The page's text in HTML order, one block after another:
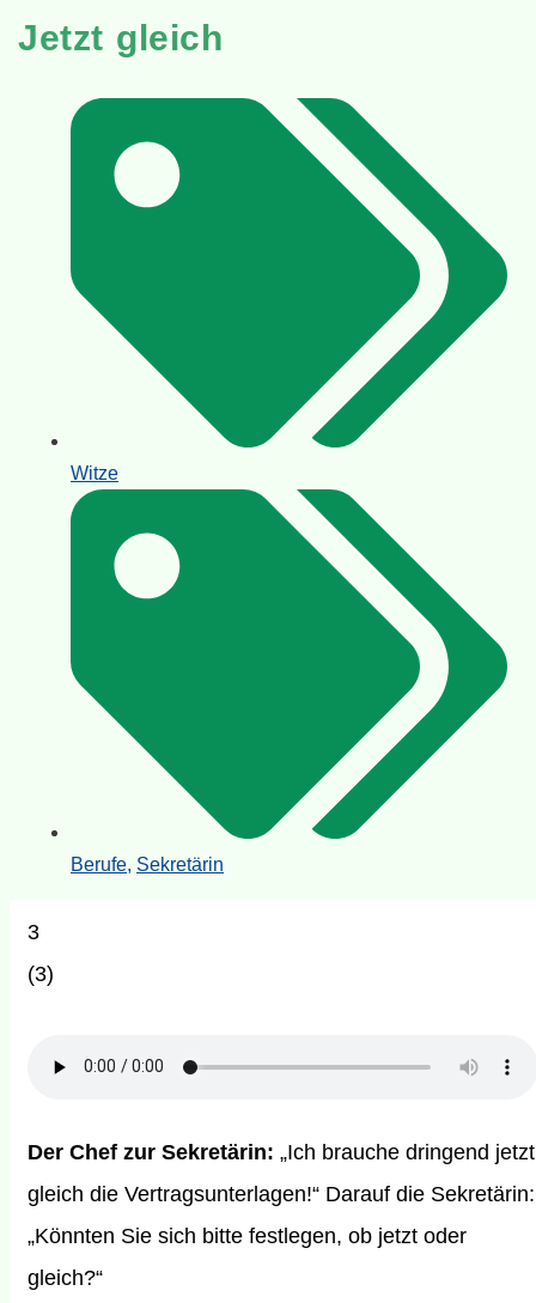
Jetzt gleich
Witze
Berufe, Sekretärin
3
(3)
Der Chef zur Sekretärin: „Ich brauche dringend jetzt
gleich die Vertragsunterlagen!“ Darauf die Sekretärin:
„Könnten Sie sich bitte festlegen, ob jetzt oder
gleich?“